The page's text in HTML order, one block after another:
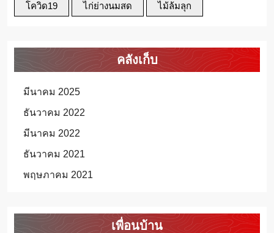
โควิด19 ไก่ย่างนมสด ไม้ล้มลุก
คลังเก็บ
มีนาคม 2025
ธันวาคม 2022
มีนาคม 2022
ธันวาคม 2021
พฤษภาคม 2021
เพื่อนบ้าน